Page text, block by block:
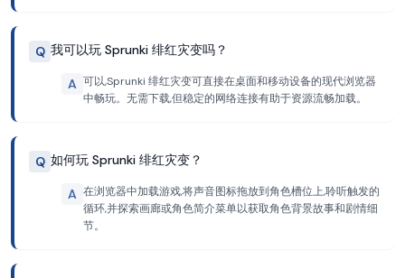
Q 我可以玩 Sprunki 绯红灾变吗？
A 可以,Sprunki 绯红灾变可直接在桌面和移动设备的现代浏览器
中畅玩。无需下载,但稳定的网络连接有助于资源流畅加载。
Q 如何玩 Sprunki 绯红灾变？
A 在浏览器中加载游戏,将声音图标拖放到角色槽位上,聆听触发的
循环,并探索画廊或角色简介菜单以获取角色背景故事和剧情细
节。